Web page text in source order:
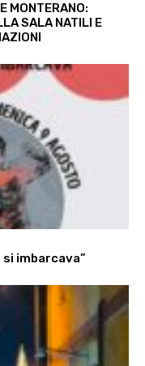
MONTERANO:
SALA NATILI E
si imbarcava”